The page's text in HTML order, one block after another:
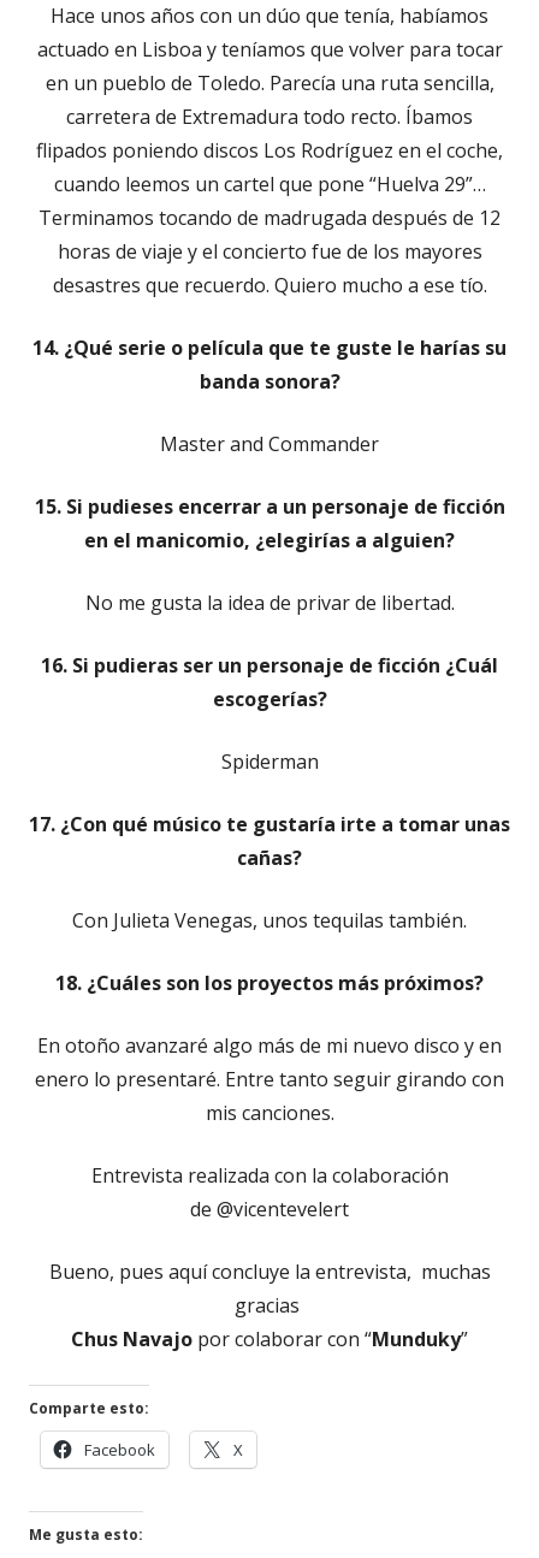
Hace unos años con un dúo que tenía, habíamos
actuado en Lisboa y teníamos que volver para tocar
en un pueblo de Toledo. Parecía una ruta sencilla,
carretera de Extremadura todo recto. Íbamos
flipados poniendo discos Los Rodríguez en el coche,
cuando leemos un cartel que pone “Huelva 29”…
Terminamos tocando de madrugada después de 12
horas de viaje y el concierto fue de los mayores
desastres que recuerdo. Quiero mucho a ese tío.
14. ¿Qué serie o película que te guste le harías su
banda sonora?
Master and Commander
15. Si pudieses encerrar a un personaje de ficción
en el manicomio, ¿elegirías a alguien?
No me gusta la idea de privar de libertad.
16. Si pudieras ser un personaje de ficción ¿Cuál
escogerías?
Spiderman
17. ¿Con qué músico te gustaría irte a tomar unas
cañas?
Con Julieta Venegas, unos tequilas también.
18. ¿Cuáles son los proyectos más próximos?
En otoño avanzaré algo más de mi nuevo disco y en
enero lo presentaré. Entre tanto seguir girando con
mis canciones.
Entrevista realizada con la colaboración
de @vicentevelert
Bueno, pues aquí concluye la entrevista, muchas
gracias
Chus Navajo por colaborar con “Munduky”
Comparte esto:
Facebook
en
X
en
Me gusta esto: